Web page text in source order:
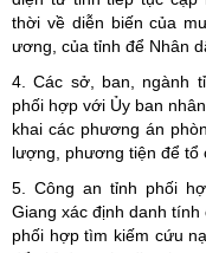
thời về diễn biến của
ương, của tỉnh để Nhân
4. Các sở, ban, ngành
phối hợp với Ủy ban
khai các phương án
lượng, phương tiện để tổ
5. Công an tỉnh phối
Giang xác định danh
phối hợp tìm kiếm cứu